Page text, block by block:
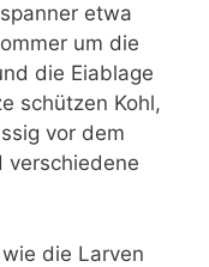
etwa
um die
die Eiablage
schützen Kohl,
vor dem
verschiedene
die Larven